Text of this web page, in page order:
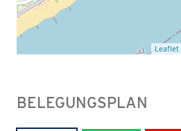
Leaflet
BELEGUNGSPLAN